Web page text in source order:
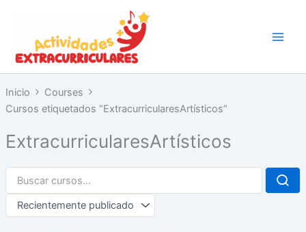
contenido
Inicio
Courses
Cursos etiquetados “ExtracurricularesArtísticos”
ExtracurricularesArtísticos